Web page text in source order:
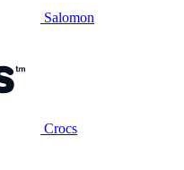
Salomon
Crocs